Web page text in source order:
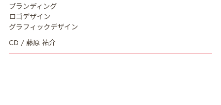
COMPANY
CREATORS クリエイター紹介
RECRUIT採用情報
ブランディング
ロゴデザイン
グラフィックデザイン
CD / 藤原 祐介